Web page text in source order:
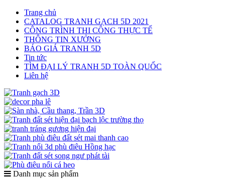
Trang chủ
CATALOG TRANH GẠCH 5D 2021
CÔNG TRÌNH THI CÔNG THỰC TẾ
THÔNG TIN XƯỞNG
BÁO GIÁ TRANH 5D
Tin tức
TÌM ĐẠI LÝ TRANH 5D TOÀN QUỐC
Liên hệ
Danh mục sản phẩm